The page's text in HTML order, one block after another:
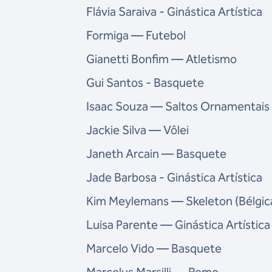
Flávia Saraiva - Ginástica Artística
Formiga — Futebol
Gianetti Bonfim — Atletismo
Gui Santos - Basquete
Isaac Souza — Saltos Ornamentais
Jackie Silva — Vôlei
Janeth Arcain — Basquete
Jade Barbosa - Ginástica Artística
Kim Meylemans — Skeleton
Luisa Parente — Ginástica Artística
Marcelo Vido — Basquete